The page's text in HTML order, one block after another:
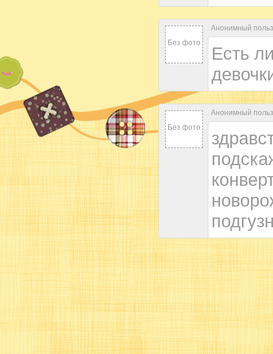
Без фото
Анонимный
Есть
Без фото
Анонимный